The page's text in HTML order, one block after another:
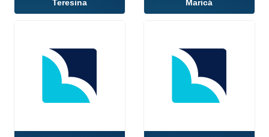
Teresina
Maricá